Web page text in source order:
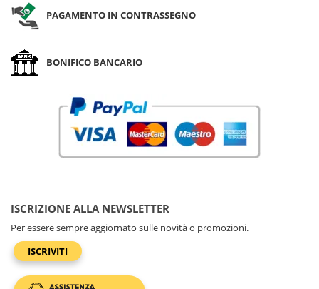
PAGAMENTO IN CONTRASSEGNO
BONIFICO BANCARIO
ISCRIZIONE ALLA NEWSLETTER
Per essere sempre aggiornato sulle novità o promozioni.
ISCRIVITI